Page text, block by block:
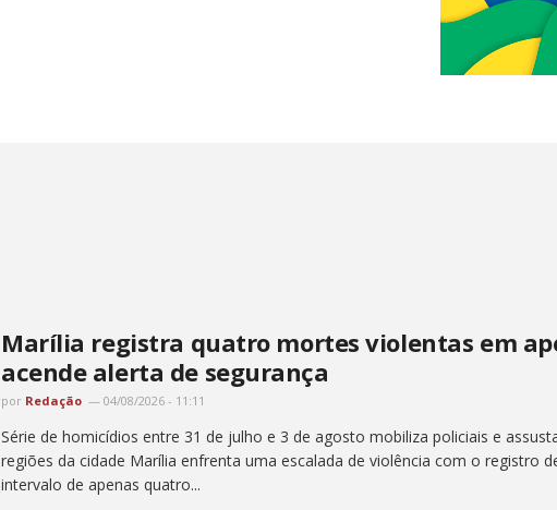
Marília registra quatro mortes violentas em
acende alerta de segurança
por Redação 04/08/2026 - 11:11
Série de homicídios entre 31 de julho e 3 de agosto mobiliza policiais e
regiões da cidade Marília enfrenta uma escalada de violência com o registro
intervalo de apenas quatro...